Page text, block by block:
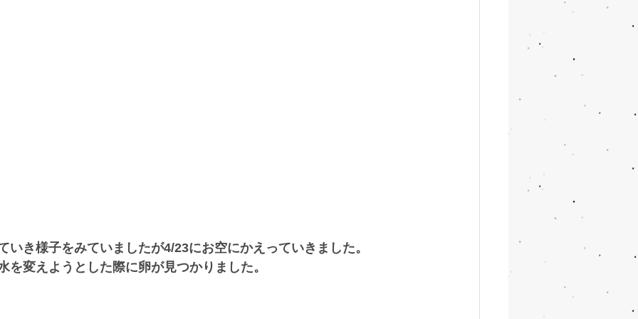
いき様子をみていましたが4/23にお空にかえっていきました。
を変えようとした際に卵が見つかりました。